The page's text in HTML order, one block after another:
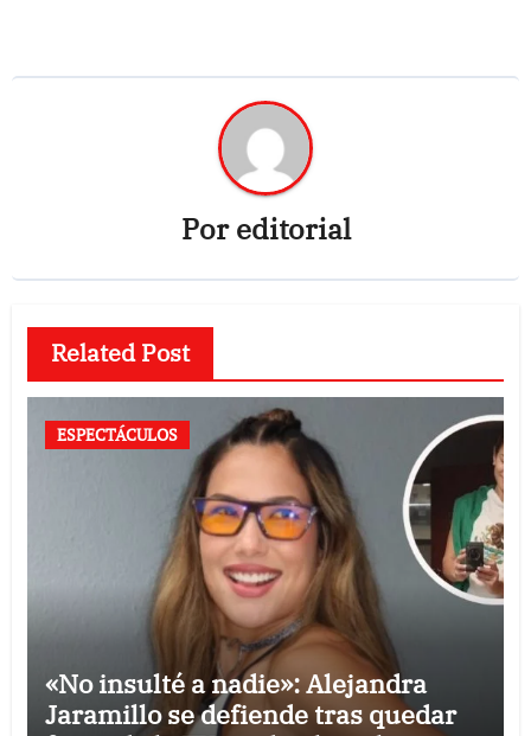
Poreditorial
Related Post
ESPECTÁCULOS
«No insulté a nadie»: Alejandra
Jaramillo se defiende tras quedar